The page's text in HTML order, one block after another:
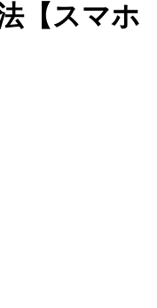
【スマホ